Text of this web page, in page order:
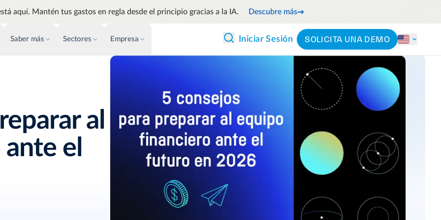
aquí. Mantén tus gastos en regla desde el principio gracias a la IA. Descubre más
Facturas de proveedores
de proveedores
Gestiona el flujo de efectivo anticipando
los gastos futuros
Audit
Identifica y reduce el gasto innecesario
CLASIFICACIÓN
Por sector
Por producto
Saber más Sectores Empresa Iniciar Sesión SOLICITA UNA DEMO
al
el